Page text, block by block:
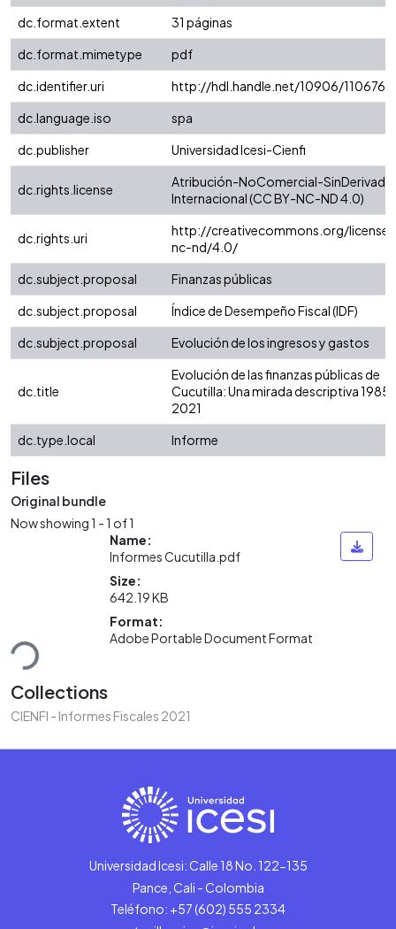
dc.format.extent
31 páginas
dc.format.mimetype
pdf
dc.identifier.uri
http://hdl.handle.net/10906/110676
dc.language.iso
spa
dc.publisher
Universidad Icesi-Cienfi
dc.rights.license
Atribución-NoComercial-
Internacional (CC BY-NC-ND 4.0)
dc.rights.uri
http://creativecommons.org/
nc-nd/4.0/
dc.subject.proposal
Finanzas públicas
dc.subject.proposal
Índice de Desempeño Fiscal (IDF)
dc.subject.proposal
Evolución de los ingresos y gastos
dc.title
Evolución de las finanzas públicas de
Cucutilla: Una mirada descriptiva 1985
2021
dc.type.local
Informe
Files
Original bundle
Now showing1 - 1 of 1
Name:
Informes Cucutilla.pdf
Size:
642.19 KB
Format:
Adobe Portable Document Format
Collections
CIENFI - Informes Fiscales 2021
Universidad Icesi: Calle 18 No. 122-135
Pance, Cali - Colombia
Teléfono: +57 (602) 555 2334